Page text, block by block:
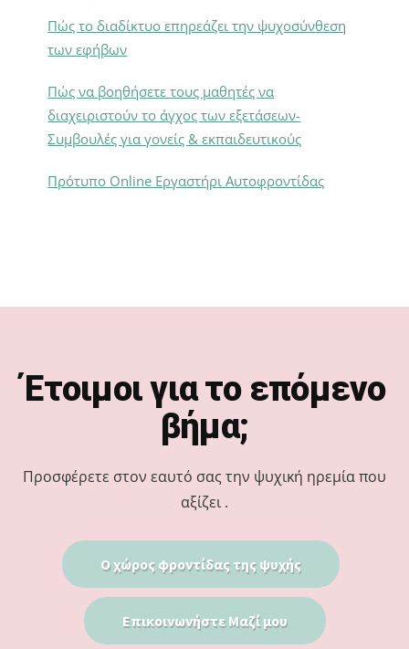
Πώς το διαδίκτυο επηρεάζει την ψυχοσύνθεση
των εφήβων
Πώς να βοηθήσετε τους μαθητές να
διαχειριστούν το άγχος των εξετάσεων-
Συμβουλές για γονείς & εκπαιδευτικούς
Πρότυπο Online Εργαστήρι Αυτοφροντίδας
Έτοιμοι για το επόμενο
βήμα;
Προσφέρετε στον εαυτό σας την ψυχική ηρεμία που
αξίζει .
Ο χώρος φροντίδας της ψυχής
Επικοινωνήστε Μαζί μου